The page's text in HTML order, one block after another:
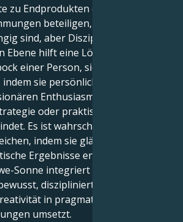
zu Endprodukten entwickeln oder
beteiligen, die von
sind, aber Disziplin erfordern.
hilft eine Löwe-Sonne mit
einer Person, sich im Leben
sie persönlichen Stolz oder
Enthusiasmus mit
oder praktischer
Es ist wahrscheinlich, dass sie
indem sie glänzen und
Ergebnisse entwickeln. Eine
Sonne integriert das, was es
diszipliniert und visionär zu
in pragmatische und
umsetzt.